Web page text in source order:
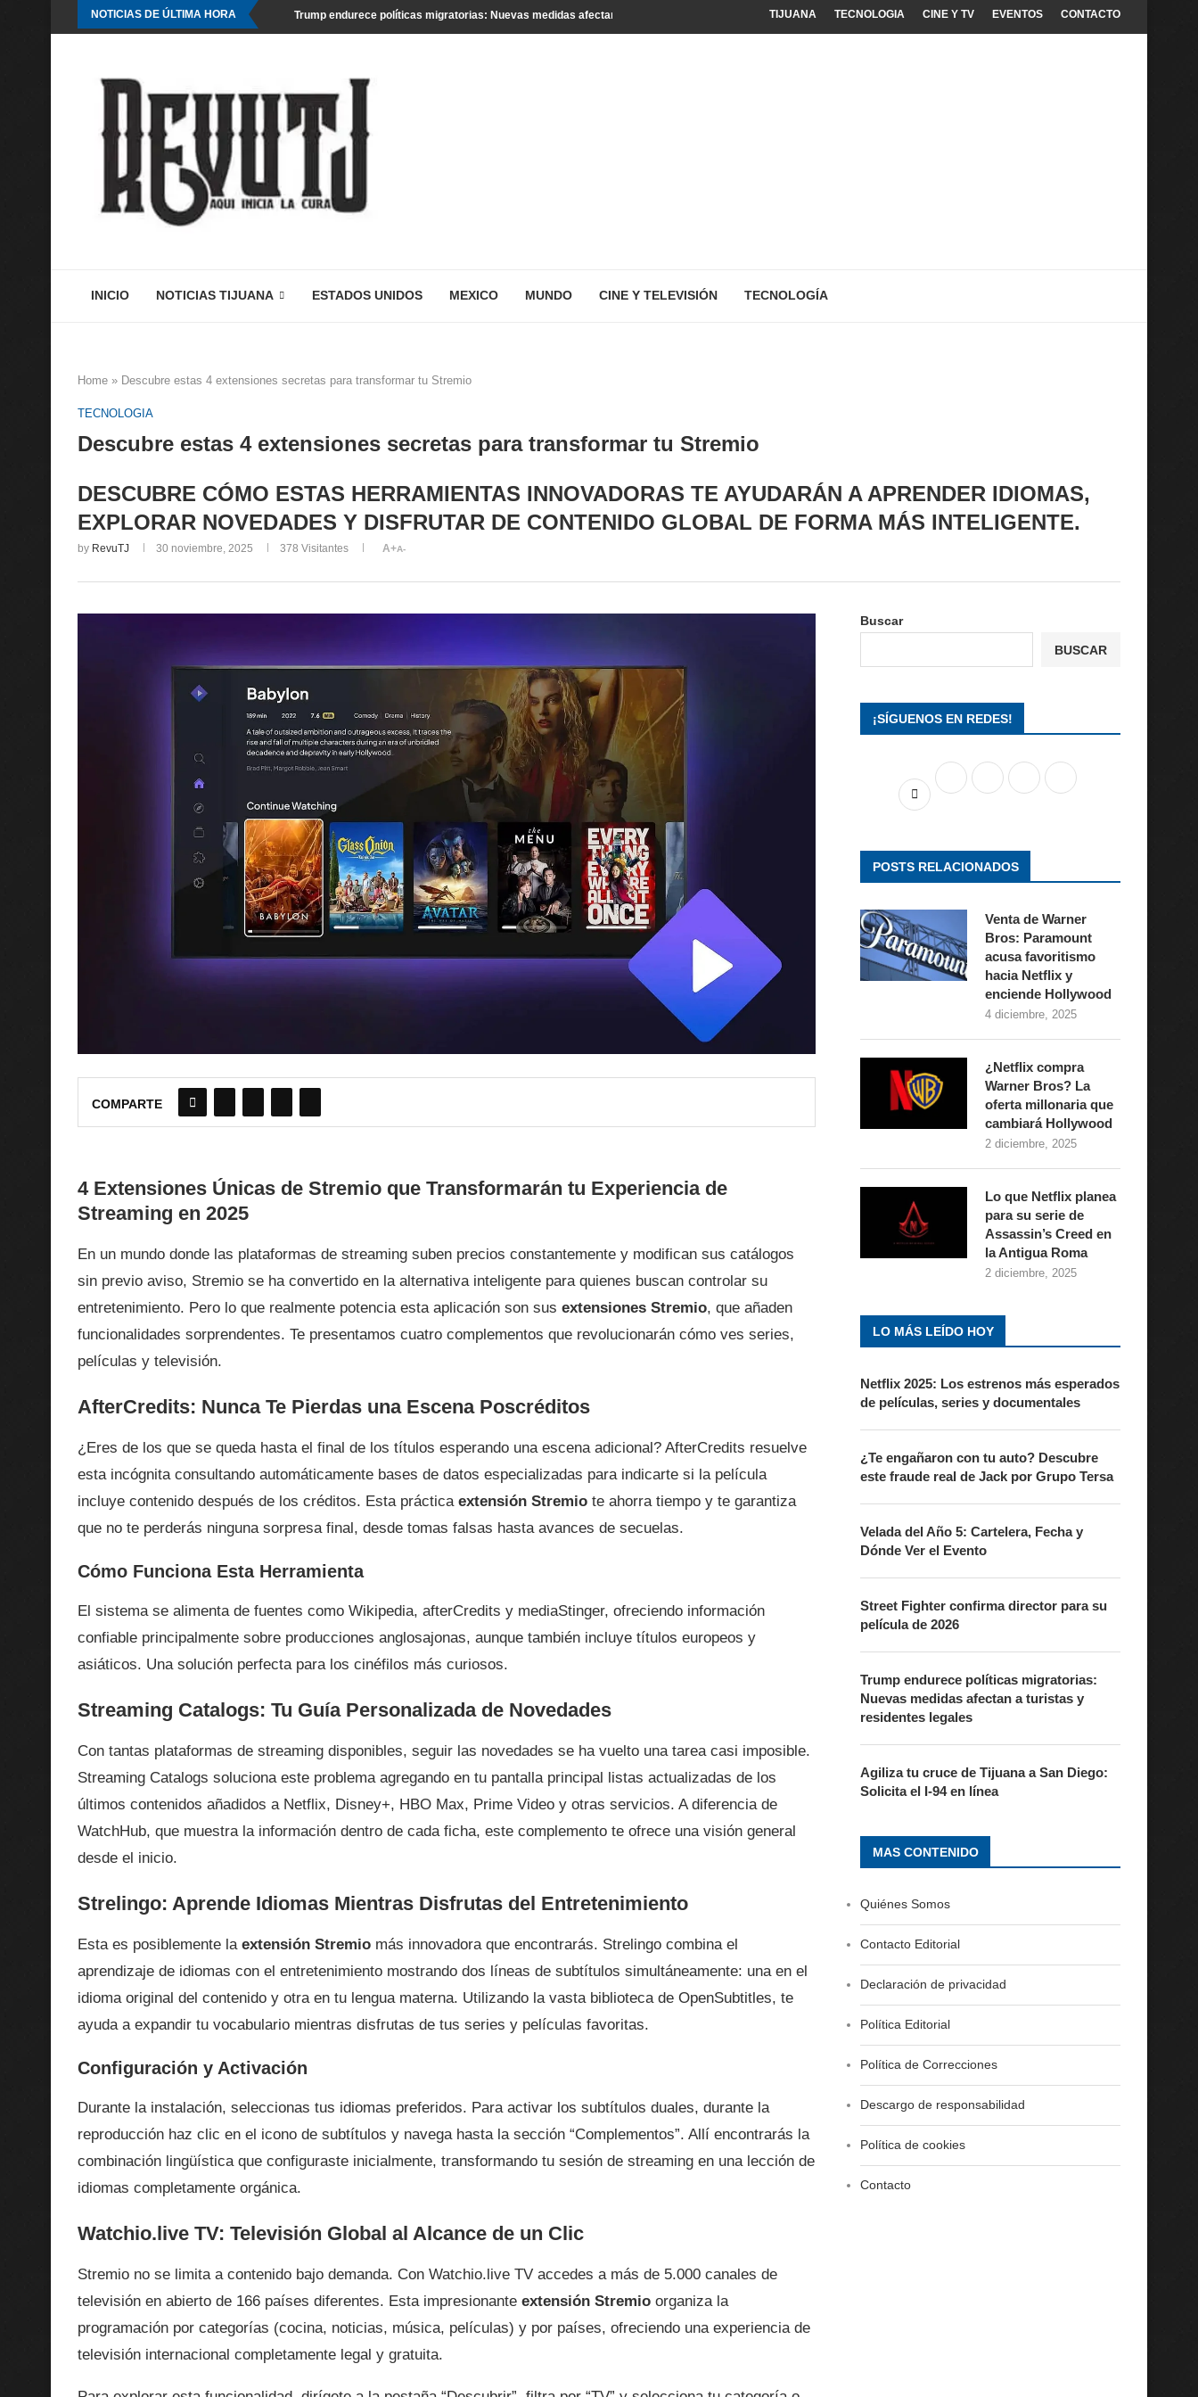
NOTICIAS DE ÚLTIMA HORA Trump endurece políticas migratorias: Nuevas medidas afectan a turistas y residentes legalesTIJUANA TECNOLOGIA CINE Y TV EVENTOS CONTACTO
INICIO NOTICIAS TIJUANA ESTADOS UNIDOS MEXICO MUNDO CINE Y TELEVISIÓN TECNOLOGÍA
Home » Descubre estas 4 extensiones secretas para transformar tu Stremio
TECNOLOGIA
Descubre estas 4 extensiones secretas para transformar tu Stremio
DESCUBRE CÓMO ESTAS HERRAMIENTAS INNOVADORAS TE AYUDARÁN A APRENDER IDIOMAS,
EXPLORAR NOVEDADES Y DISFRUTAR DE CONTENIDO GLOBAL DE FORMA MÁS INTELIGENTE.
by RevuTJ 30 noviembre, 2025 378 Visitantes A+A-
COMPARTE
4 Extensiones Únicas de Stremio que Transformarán tu Experiencia de
Streaming en 2025
En un mundo donde las plataformas de streaming suben precios constantemente y modifican sus catálogos
sin previo aviso, Stremio se ha convertido en la alternativa inteligente para quienes buscan controlar su
entretenimiento. Pero lo que realmente potencia esta aplicación son sus extensiones Stremio, que añaden
funcionalidades sorprendentes. Te presentamos cuatro complementos que revolucionarán cómo ves series,
películas y televisión.
AfterCredits: Nunca Te Pierdas una Escena Poscréditos
¿Eres de los que se queda hasta el final de los títulos esperando una escena adicional? AfterCredits resuelve
esta incógnita consultando automáticamente bases de datos especializadas para indicarte si la película
incluye contenido después de los créditos. Esta práctica extensión Stremio te ahorra tiempo y te garantiza
que no te perderás ninguna sorpresa final, desde tomas falsas hasta avances de secuelas.
Cómo Funciona Esta Herramienta
El sistema se alimenta de fuentes como Wikipedia, afterCredits y mediaStinger, ofreciendo información
confiable principalmente sobre producciones anglosajonas, aunque también incluye títulos europeos y
asiáticos. Una solución perfecta para los cinéfilos más curiosos.
Streaming Catalogs: Tu Guía Personalizada de Novedades
Con tantas plataformas de streaming disponibles, seguir las novedades se ha vuelto una tarea casi imposible.
Streaming Catalogs soluciona este problema agregando en tu pantalla principal listas actualizadas de los
últimos contenidos añadidos a Netflix, Disney+, HBO Max, Prime Video y otras servicios. A diferencia de
WatchHub, que muestra la información dentro de cada ficha, este complemento te ofrece una visión general
desde el inicio.
Strelingo: Aprende Idiomas Mientras Disfrutas del Entretenimiento
Esta es posiblemente la extensión Stremio más innovadora que encontrarás. Strelingo combina el
aprendizaje de idiomas con el entretenimiento mostrando dos líneas de subtítulos simultáneamente: una en el
idioma original del contenido y otra en tu lengua materna. Utilizando la vasta biblioteca de OpenSubtitles, te
ayuda a expandir tu vocabulario mientras disfrutas de tus series y películas favoritas.
Configuración y Activación
Durante la instalación, seleccionas tus idiomas preferidos. Para activar los subtítulos duales, durante la
reproducción haz clic en el icono de subtítulos y navega hasta la sección “Complementos”. Allí encontrarás la
combinación lingüística que configuraste inicialmente, transformando tu sesión de streaming en una lección de
idiomas completamente orgánica.
Watchio.live TV: Televisión Global al Alcance de un Clic
Stremio no se limita a contenido bajo demanda. Con Watchio.live TV accedes a más de 5.000 canales de
televisión en abierto de 166 países diferentes. Esta impresionante extensión Stremio organiza la
programación por categorías (cocina, noticias, música, películas) y por países, ofreciendo una experiencia de
televisión internacional completamente legal y gratuita.
Buscar
BUSCAR
¡SÍGUENOS EN REDES!
POSTS RELACIONADOS
Venta de Warner
Bros: Paramount
acusa favoritismo
hacia Netflix y
enciende Hollywood
4 diciembre, 2025
¿Netflix compra
Warner Bros? La
oferta millonaria que
cambiará Hollywood
2 diciembre, 2025
Lo que Netflix planea
para su serie de
Assassin’s Creed en
la Antigua Roma
2 diciembre, 2025
LO MÁS LEÍDO HOY
Netflix 2025: Los estrenos más esperados
de películas, series y documentales
¿Te engañaron con tu auto? Descubre
este fraude real de Jack por Grupo Tersa
Velada del Año 5: Cartelera, Fecha y
Dónde Ver el Evento
Street Fighter confirma director para su
película de 2026
Trump endurece políticas migratorias:
Nuevas medidas afectan a turistas y
residentes legales
Agiliza tu cruce de Tijuana a San Diego:
Solicita el I-94 en línea
MAS CONTENIDO
Quiénes Somos
Contacto Editorial
Declaración de privacidad
Política Editorial
Política de Correcciones
Descargo de responsabilidad
Política de cookies
Contacto